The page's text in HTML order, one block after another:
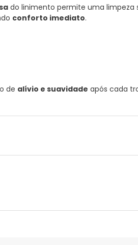
do linimento permite uma limpeza
conforto imediato.
de alívio e suavidade após cada